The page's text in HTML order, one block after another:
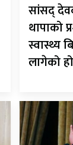
सांसद्
थापाको
स्वास्थ्य
लागेको